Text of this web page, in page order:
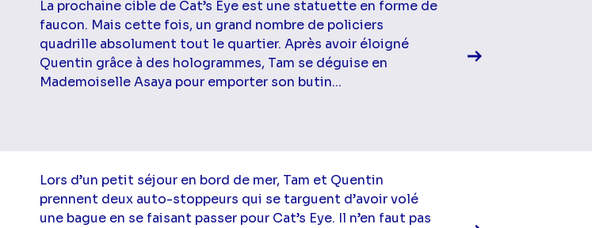
La prochaine cible de Cat’s Eye est une statuette en forme de
faucon. Mais cette fois, un grand nombre de policiers
quadrille absolument tout le quartier. Après avoir éloigné
Quentin grâce à des hologrammes, Tam se déguise en
Mademoiselle Asaya pour emporter son butin...
Lors d’un petit séjour en bord de mer, Tam et Quentin
prennent deux auto-stoppeurs qui se targuent d’avoir volé
une bague en se faisant passer pour Cat’s Eye. Il n’en faut pas